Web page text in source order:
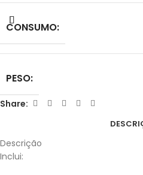
CONSUMO:
PESO:
Share:
Descrição
Inclui: